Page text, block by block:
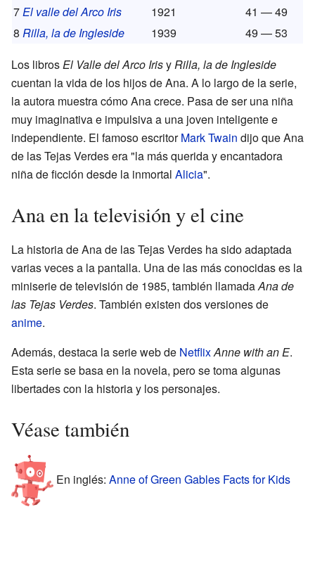
7El valle del Arco Iris 1921
41 — 49
8 Rilla, la de Ingleside 1939
49 — 53
Los librosEl Valle del Arco IrisyRilla, la de Ingleside
cuentan la vida de los hijos de Ana. A lo largo de la serie,
la autora muestra cómo Ana crece. Pasa de ser una niña
muy imaginativa e impulsiva a una joven inteligente e
independiente. El famoso escritorMark Twain dijo que Ana
de las Tejas Verdes era "la más querida y encantadora
niña de ficción desde la inmortal Alicia".
Ana en la televisión y el cine
La historia de Ana de las Tejas Verdes ha sido adaptada
varias veces a la pantalla. Una de las más conocidas es la
miniserie de televisión de 1985, también llamadaAna de
las Tejas Verdes. También existen dos versiones de
anime.
Además, destaca la serie web de NetflixAnne with an E.
Esta serie se basa en la novela, pero se toma algunas
libertades con la historia y los personajes.
Véase también
En inglés: Anne of Green Gables Facts for Kids